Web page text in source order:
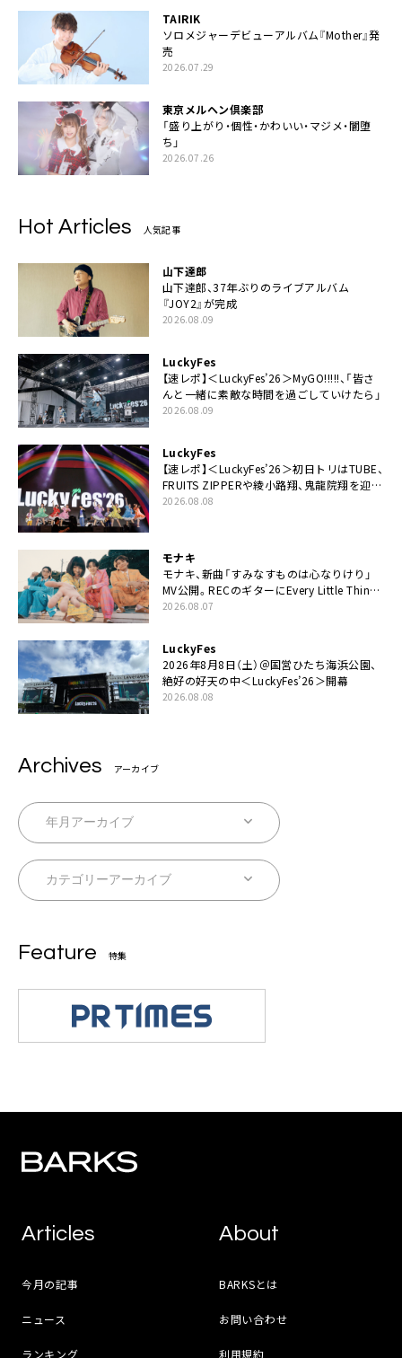
TAIRIK
ソロメジャーデビューアルバム『Mother』発
売
2026.07.29
東京メルヘン倶楽部
「盛り上がり・個性・かわいい・マジメ・闇堕
ち」
2026.07.26
Hot Articles 人気記事
山下達郎
山下達郎、37年ぶりのライブアルバム
『JOY2』が完成
2026.08.09
LuckyFes
【速レポ】＜LuckyFes’26＞MyGO!!!!!、「皆さ
んと一緒に素敵な時間を過ごしていけたら」
2026.08.09
LuckyFes
【速レポ】＜LuckyFes’26＞初日トリはTUBE、
FRUITS ZIPPERや綾小路翔、鬼龍院翔を迎え
た豪華コラボも「知ってたらぜひ一緒に歌っ
2026.08.08
モナキ
モナキ、新曲「すみなすものは心なりけり」
MV公開。RECのギターにEvery Little Thing・
伊藤一朗参加も
2026.08.07
LuckyFes
2026年8月8日（土）＠国営ひたち海浜公園、
絶好の好天の中＜LuckyFes’26＞開幕
2026.08.08
Archives アーカイブ
Feature 特集
Articles
今月の記事
ニュース
ランキング
About
BARKSとは
お問い合わせ
利用規約